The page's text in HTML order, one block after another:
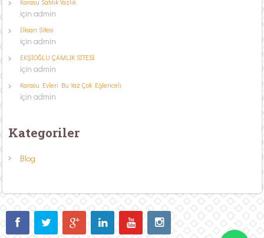
Karasu Satılık Yazlık
içinadmin
İlksan Sitesi
içinadmin
EKŞİOĞLU ÇAMLIK SİTESİ
içinadmin
Karasu Evleri Bu Yaz Çok Eğlenceli
içinadmin
Kategoriler
Blog